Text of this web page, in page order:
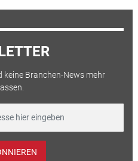
Branchen-News mehr